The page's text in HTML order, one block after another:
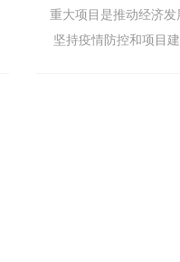
重大项目是推动经济
坚持疫情防控和项目